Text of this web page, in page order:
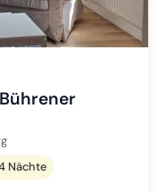
1 wechseln
2 wechseln
3 wechseln
Nächte